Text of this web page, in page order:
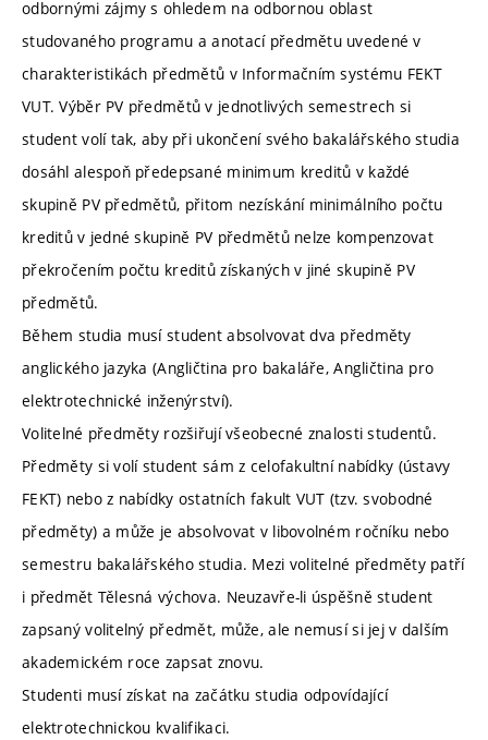
odbornými zájmy s ohledem na odbornou oblast
studovaného programu a anotací předmětu uvedené v
charakteristikách předmětů v Informačním systému FEKT
VUT. Výběr PV předmětů v jednotlivých semestrech si
student volí tak, aby při ukončení svého bakalářského studia
dosáhl alespoň předepsané minimum kreditů v každé
skupině PV předmětů, přitom nezískání minimálního počtu
kreditů v jedné skupině PV předmětů nelze kompenzovat
překročením počtu kreditů získaných v jiné skupině PV
předmětů.
Během studia musí student absolvovat dva předměty
anglického jazyka (Angličtina pro bakaláře, Angličtina pro
elektrotechnické inženýrství).
Volitelné předměty rozšiřují všeobecné znalosti studentů.
Předměty si volí student sám z celofakultní nabídky (ústavy
FEKT) nebo z nabídky ostatních fakult VUT (tzv. svobodné
předměty) a může je absolvovat v libovolném ročníku nebo
semestru bakalářského studia. Mezi volitelné předměty patří
i předmět Tělesná výchova. Neuzavře-li úspěšně student
zapsaný volitelný předmět, může, ale nemusí si jej v dalším
akademickém roce zapsat znovu.
Studenti musí získat na začátku studia odpovídající
elektrotechnickou kvalifikaci.